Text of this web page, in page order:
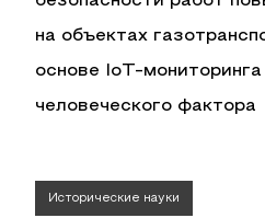
на объектах
основе IoT-
человеческого фактора
Исторические науки